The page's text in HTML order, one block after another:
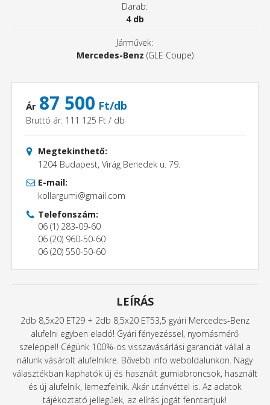
Darab:
4 db
Járművek:
Mercedes-Benz (GLE Coupe)
Ár 87 500 Ft/db
Bruttó ár: 111 125 Ft / db
Megtekinthető:
1204 Budapest, Virág Benedek u. 79.
E-mail:
kollargumi@gmail.com
Telefonszám:
06 (1) 283-09-60
06 (20) 960-50-60
06 (20) 550-50-60
LEÍRÁS
2db 8,5x20 ET29 + 2db 8,5x20 ET53,5 gyári Mercedes-Benz
alufelni egyben eladó! Gyári fényezéssel, nyomásmérő
szeleppel! Cégünk 100%-os visszavásárlási garanciát vállal a
nálunk vásárolt alufelnikre. Bővebb info weboldalunkon. Nagy
választékban kaphatók új és használt gumiabroncsok, használt
és új alufelnik, lemezfelnik. Akár utánvéttel is. Az adatok
tájékoztató jellegűek, az elírás jogát fenntartjuk!